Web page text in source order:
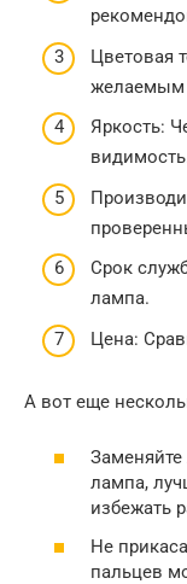
Цветовая
желаемым
Яркость:
Срок
лампа.
Цена:
А вот еще
лампа,
избежать
Не
пальцев